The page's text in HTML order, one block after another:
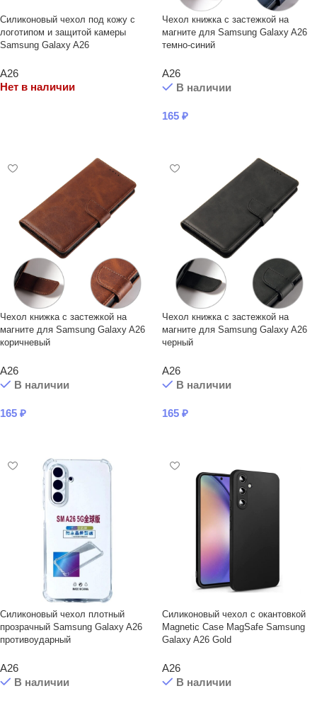
Силиконовый чехол под кожу с
логотипом и защитой камеры
Samsung Galaxy A26
A26
Нет в наличии
Чехол книжка с застежкой на
магните для Samsung Galaxy A26
темно-синий
A26
В наличии
165 ₽
Чехол книжка с застежкой на
магните для Samsung Galaxy A26
коричневый
A26
В наличии
165 ₽
Чехол книжка с застежкой на
магните для Samsung Galaxy A26
черный
A26
В наличии
165 ₽
Силиконовый чехол плотный
прозрачный Samsung Galaxy A26
противоударный
A26
В наличии
Силиконовый чехол с окантовкой
Magnetic Case MagSafe Samsung
Galaxy A26 Gold
A26
В наличии